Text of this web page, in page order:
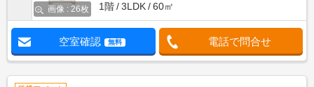
画像 : 26枚
1階
3LDK 60㎡
空室確認 無料 電話で問合せ